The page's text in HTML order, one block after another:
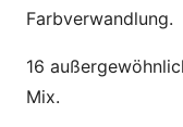
Farbverwandlung.
16
Mix.